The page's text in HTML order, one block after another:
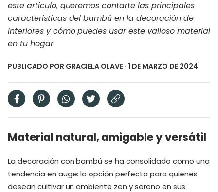
este artículo, queremos contarte las principales
características del bambú en la decoración de
interiores y cómo puedes usar este valioso material
en tu hogar.
PUBLICADO POR GRACIELA OLAVE · 1 DE MARZO DE 2024
Material natural, amigable y versátil
La decoración con bambú se ha consolidado como una
tendencia en auge: la opción perfecta para quienes
desean cultivar un ambiente zen y sereno en sus